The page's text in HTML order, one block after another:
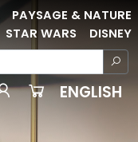
PAYSAGE & NATURE
STAR WARS DISNEY
ENGLISH